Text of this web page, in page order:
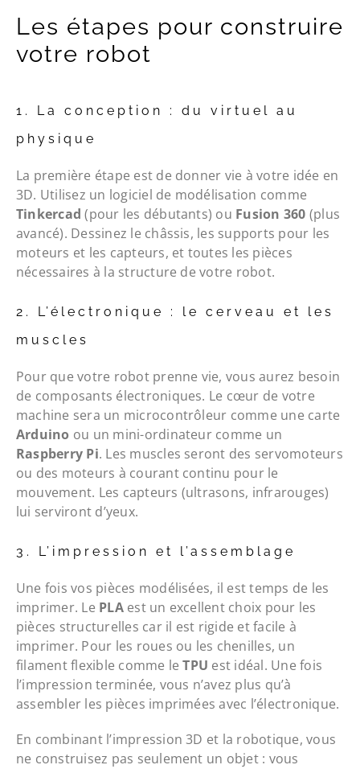
Les étapes pour construire
votre robot
1. La conception : du virtuel au
physique
La première étape est de donner vie à votre idée en
3D. Utilisez un logiciel de modélisation comme
Tinkercad (pour les débutants) ou Fusion 360 (plus
avancé). Dessinez le châssis, les supports pour les
moteurs et les capteurs, et toutes les pièces
nécessaires à la structure de votre robot.
2. L’électronique : le cerveau et les
muscles
Pour que votre robot prenne vie, vous aurez besoin
de composants électroniques. Le cœur de votre
machine sera un microcontrôleur comme une carte
Arduino ou un mini-ordinateur comme un
Raspberry Pi. Les muscles seront des servomoteurs
ou des moteurs à courant continu pour le
mouvement. Les capteurs (ultrasons, infrarouges)
lui serviront d’yeux.
3. L’impression et l’assemblage
Une fois vos pièces modélisées, il est temps de les
imprimer. Le PLAest un excellent choix pour les
pièces structurelles car il est rigide et facile à
imprimer. Pour les roues ou les chenilles, un
filament flexible comme leTPU est idéal. Une fois
l’impression terminée, vous n’avez plus qu’à
assembler les pièces imprimées avec l’électronique.
En combinant l’impression 3D et la robotique, vous
ne construisez pas seulement un objet : vous